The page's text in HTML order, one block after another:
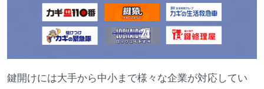
鍵開けには大手から中小まで様々な企業が対応してい